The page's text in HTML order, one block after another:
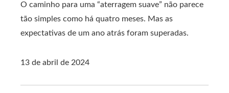
O caminho para uma “aterragem suave” não parece
tão simples como há quatro meses. Mas as
expectativas de um ano atrás foram superadas.
13 de abril de 2024